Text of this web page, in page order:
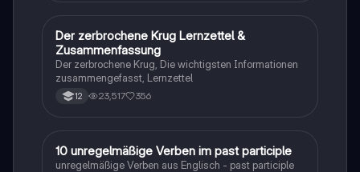
Deutsch
Der zerbrochene Krug Lernzettel &
Zusammenfassung
Der zerbrochene Krug, Die wichtigsten Informationen
zusammengefasst, Lernzettel
12 23,517 356
1 Englisch
10 unregelmäßige Verben im past participle
unregelmäßige Verben aus Englisch - past participle